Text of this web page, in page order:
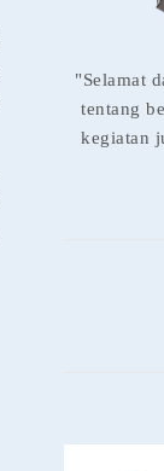
"Selamat
tentang
kegiatan